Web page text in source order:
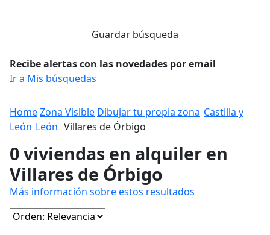
Guardar búsqueda
Recibe alertas con las novedades por email
Ir a Mis búsquedas
HomeZona Vislble Dibujar tu propia zona Castilla y
León León Villares de Órbigo
0 viviendas en alquiler en
Villares de Órbigo
Más información sobre estos resultados